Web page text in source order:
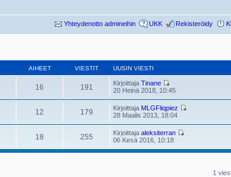
Yhteydenotto admineihin UKK Rekisteröidy
AIHEET VIESTIT UUSIN VIESTI
16 191 Kirjoittaja Tinane
20 Heinä 2018, 10:45
12 179 Kirjoittaja MLGFliqpiez
28 Maalis 2013, 18:04
18 255 Kirjoittaja aleksiterran
06 Kesä 2016, 10:18
1